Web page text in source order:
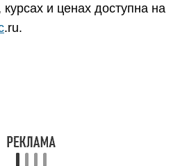
и ценах доступна на
.ru.